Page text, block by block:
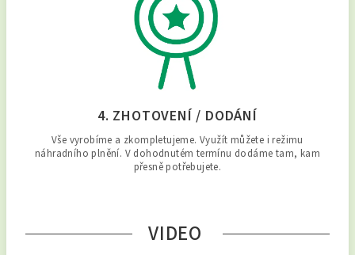
4. ZHOTOVENÍ / DODÁNÍ
Vše vyrobíme a zkompletujeme. Využít můžete i režimu
náhradního plnění. V dohodnutém termínu dodáme tam, kam
přesně potřebujete.
VIDEO